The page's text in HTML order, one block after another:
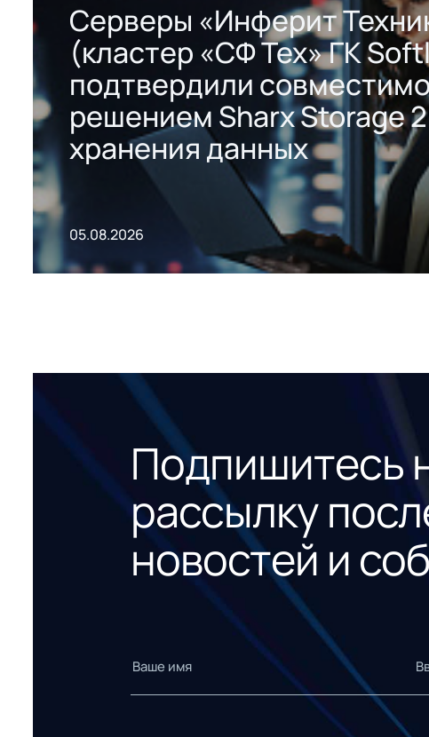
Серверы «Инферит
(кластер «СФ Тех» ГК
подтвердили
решением Sharx Storage
хранения данных
05.08.2026
Подпишитесь
рассылку
новостей и